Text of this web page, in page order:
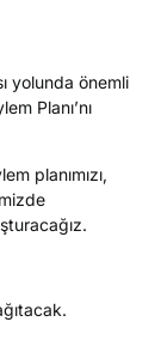
yolunda önemli
Planı’nı
planımızı,